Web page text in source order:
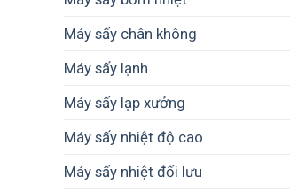
Máy sấy chân không
Máy sấy lạnh
Máy sấy lạp xưởng
Máy sấy nhiệt độ cao
Máy sấy nhiệt đối lưu